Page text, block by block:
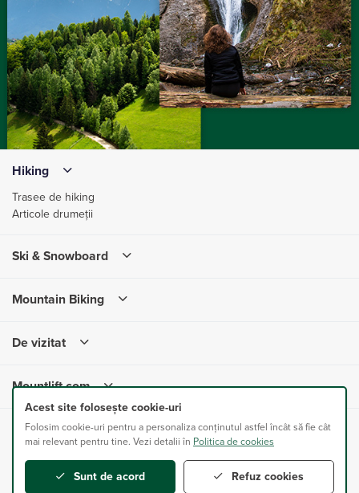
Hiking
Trasee de hiking
Articole drumeții
Ski & Snowboard
Mountain Biking
De vizitat
Mountlift.com
Mountlift.com este un proiect ONLINE SUPPORT SERVICES SRL.
Toate drepturile sunt rezervate.
Acest site folosește cookie-uri
Folosim cookie-uri pentru a personaliza conținutul astfel încât să fie cât
mai relevant pentru tine. Vezi detalii în Politica de cookies
Sunt de acord Refuz cookies